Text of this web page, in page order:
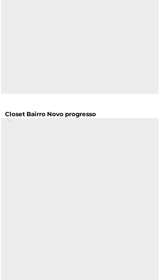
Closet Bairro Novo progresso